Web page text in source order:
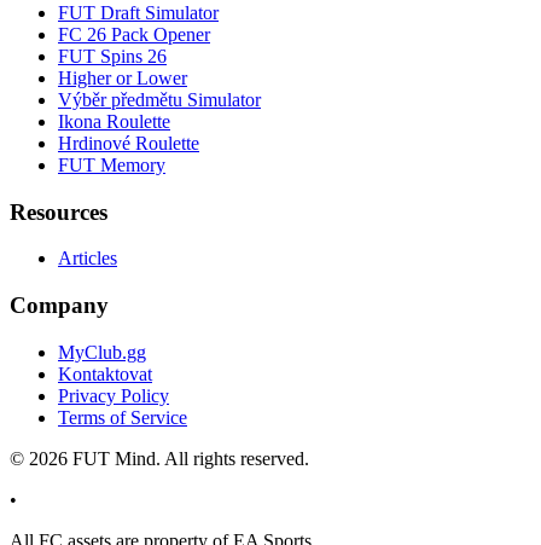
FUT Draft Simulator
FC 26 Pack Opener
FUT Spins 26
Higher or Lower
Výběr předmětu Simulator
Ikona Roulette
Hrdinové Roulette
FUT Memory
Resources
Articles
Company
MyClub.gg
Kontaktovat
Privacy Policy
Terms of Service
© 2026 FUT Mind. All rights reserved.
•
All FC assets are property of EA Sports.